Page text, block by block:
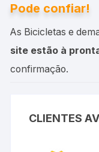
Pode confiar!
As Bicicletas e
site estão à
confirmação.
CLIENTES